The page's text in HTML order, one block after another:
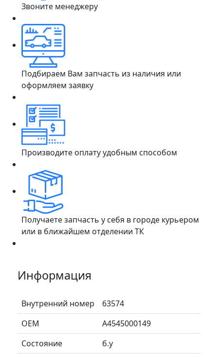
Звоните менеджеру
Подбираем Вам запчасть из наличия или
оформляем заявку
Производите оплату удобным способом
Получаете запчасть у себя в городе курьером
или в ближайшем отделении ТК
Информация
Внутренний номер
63574
ОЕМ
A4545000149
Состояние
б.у